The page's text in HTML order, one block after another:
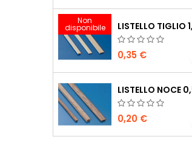
Non
disponibile LISTELLO TIGLIO
0,35 €
LISTELLO NOCE
0,20 €